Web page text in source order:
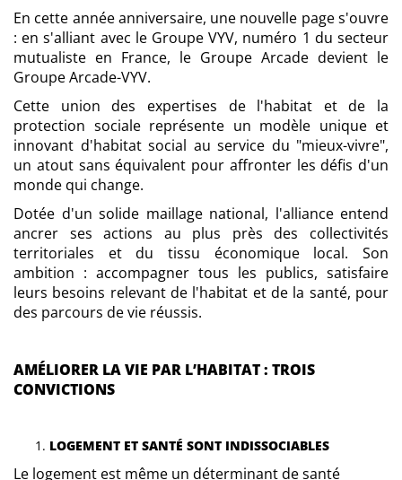
En cette année anniversaire, une nouvelle page s'ouvre
: en s'alliant avec le Groupe VYV, numéro 1 du secteur
mutualiste en France, le Groupe Arcade devient le
Groupe Arcade-VYV.
Cette union des expertises de l'habitat et de la
protection sociale représente un modèle unique et
innovant d'habitat social au service du "mieux-vivre",
un atout sans équivalent pour affronter les défis d'un
monde qui change.
Dotée d'un solide maillage national, l'alliance entend
ancrer ses actions au plus près des collectivités
territoriales et du tissu économique local. Son
ambition : accompagner tous les publics, satisfaire
leurs besoins relevant de l'habitat et de la santé, pour
des parcours de vie réussis.
AMÉLIORER LA VIE PAR L’HABITAT : TROIS
CONVICTIONS
LOGEMENT ET SANTÉ SONT INDISSOCIABLES
Le logement est même un déterminant de santé